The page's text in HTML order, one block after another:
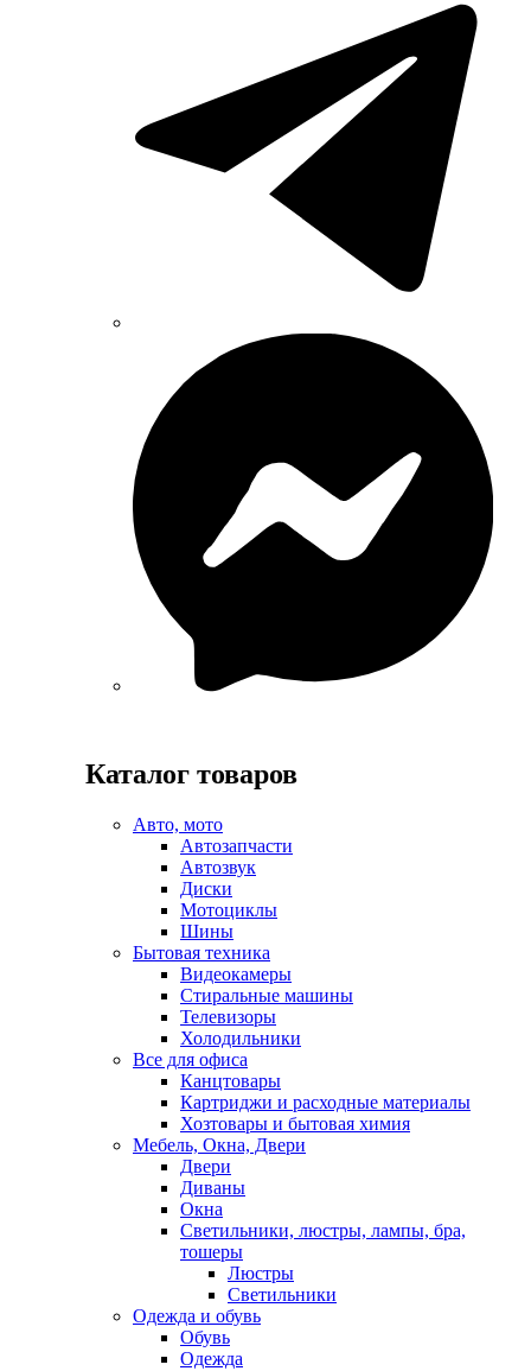
Каталог товаров
Авто, мото
Автозапчасти
Автозвук
Диски
Мотоциклы
Шины
Бытовая техника
Видеокамеры
Стиральные машины
Телевизоры
Холодильники
Все для офиса
Канцтовары
Картриджи и расходные материалы
Хозтовары и бытовая химия
Мебель, Окна, Двери
Двери
Диваны
Окна
Светильники, люстры, лампы, бра,
тошеры
Люстры
Светильники
Одежда и обувь
Обувь
Одежда